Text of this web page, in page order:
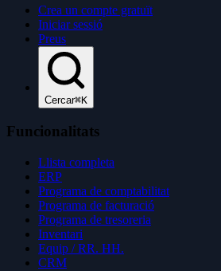
Crea un compte gratuït
Iniciar sessió
Preus
Cercar⌘K
Funcionalitats
Llista completa
ERP
Programa de comptabilitat
Programa de facturació
Programa de tresoreria
Inventari
Equip / RR. HH.
CRM